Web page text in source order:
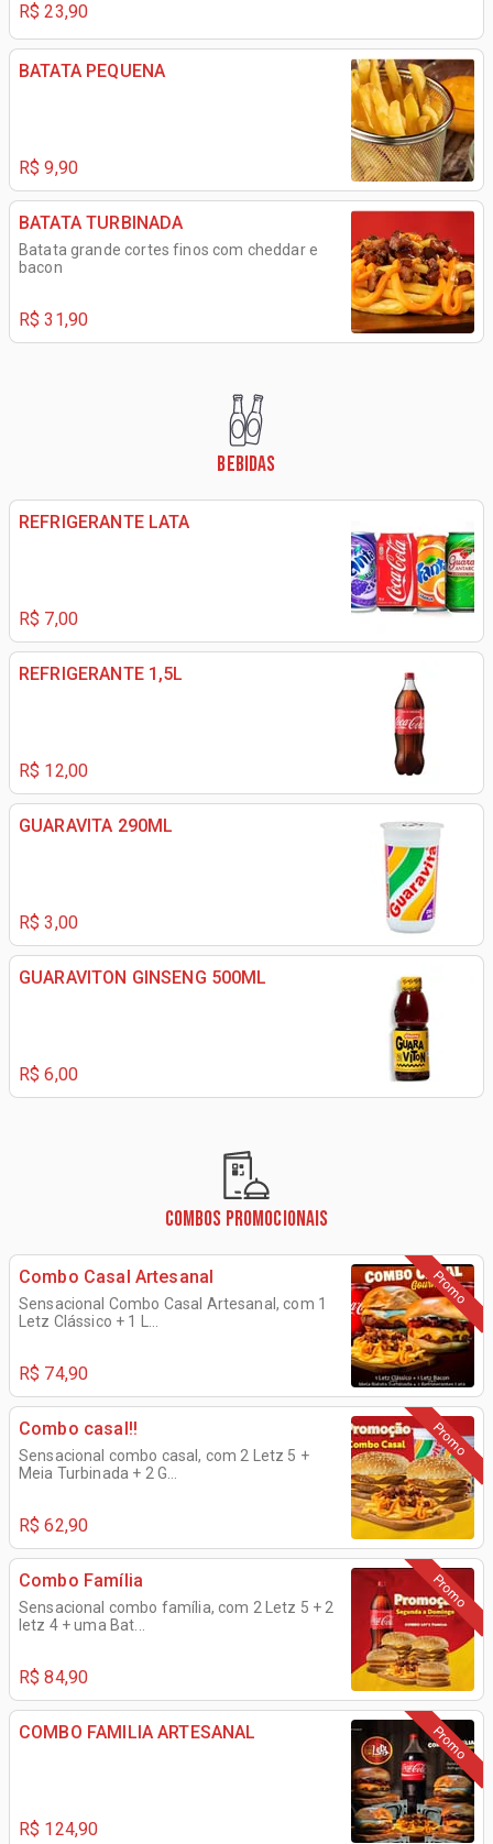
R$ 23,90
BATATA PEQUENA
R$ 9,90
BATATA TURBINADA
Batata grande cortes finos com cheddar e
bacon
R$ 31,90
BEBIDAS
REFRIGERANTE LATA
R$ 7,00
REFRIGERANTE 1,5L
R$ 12,00
GUARAVITA 290ML
R$ 3,00
GUARAVITON GINSENG 500ML
R$ 6,00
COMBOS PROMOCIONAIS
Combo Casal Artesanal Promo
Sensacional Combo Casal Artesanal, com 1
Letz Clássico + 1 L...
R$ 74,90
Combo casal!! Promo
Sensacional combo casal, com 2 Letz 5 +
Meia Turbinada + 2 G...
R$ 62,90
Combo Família Promo
Sensacional combo família, com 2 Letz 5 + 2
letz 4 + uma Bat...
R$ 84,90
COMBO FAMILIA ARTESANAL Promo
R$ 124,90